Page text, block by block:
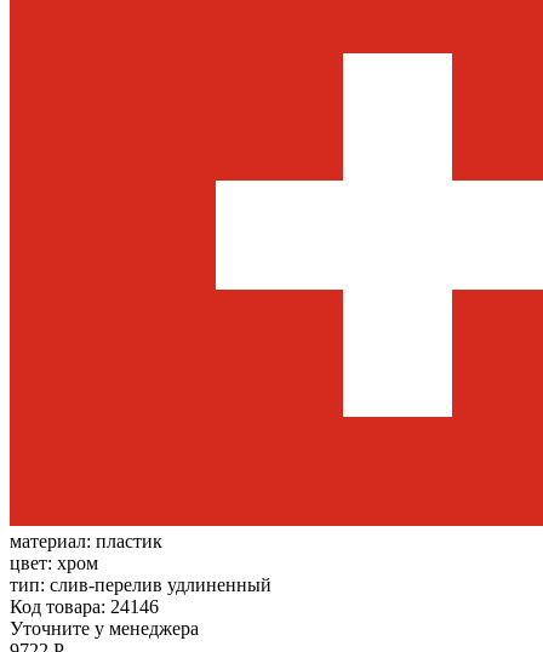
материал: пластик
цвет: хром
тип: слив-перелив удлиненный
Код товара: 24146
Уточните у менеджера